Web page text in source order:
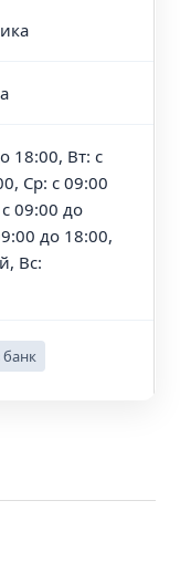
18:00, Вт: с
Ср: с 09:00
09:00 до
до 18:00,
Вс:
банк